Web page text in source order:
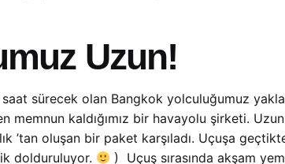
Uzun!
sürecek olan Bangkok yolculuğumuz
memnun kaldığımız bir havayolu şirketi.
’tan oluşan bir paket karşıladı. Uçuşa
dolduruluyor.
) Uçuş sırasında akşam